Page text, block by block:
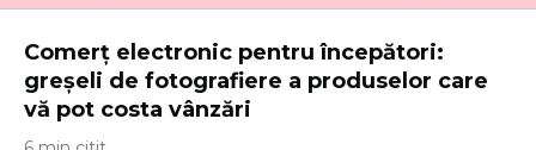
Comerț electronic pentru începători:
greșeli de fotografiere a produselor care
vă pot costa vânzări